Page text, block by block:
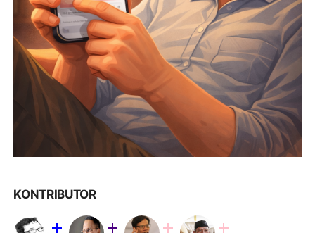
KONTRIBUTOR